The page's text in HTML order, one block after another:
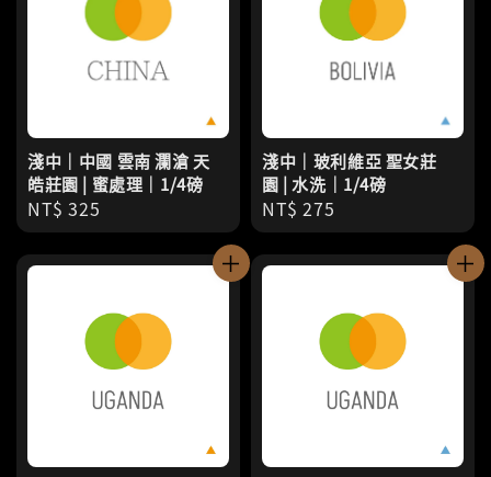
淺中｜中國 雲南 瀾滄 天
皓莊園 | 蜜處理｜1/4磅
Regular
price
NT$ 325
淺中｜玻利維亞 聖女莊
園 | 水洗｜1/4磅
Regular
price
NT$ 275